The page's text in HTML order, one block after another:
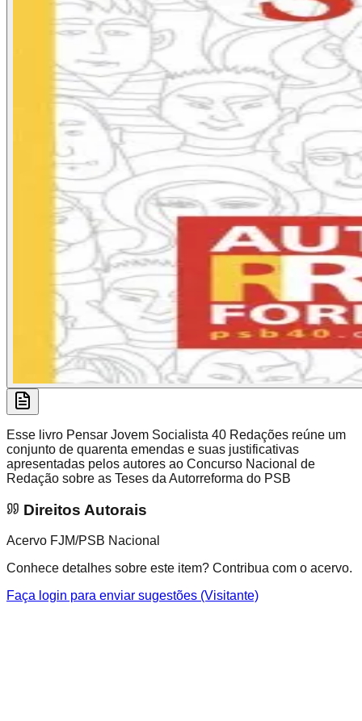
Esse livro Pensar Jovem Socialista 40 Redações reúne um
conjunto de quarenta emendas e suas justificativas
apresentadas pelos autores ao Concurso Nacional de
Redação sobre as Teses da Autorreforma do PSB
Direitos Autorais
Acervo FJM/PSB Nacional
Conhece detalhes sobre este item? Contribua com o acervo.
Faça login para enviar sugestões (Visitante)